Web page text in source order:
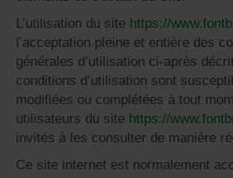
L’utilisation du site https://
l’acceptation pleine et entière des
générales d’utilisation ci-après
conditions d’utilisation sont
modifiées ou complétées à tout
utilisateurs du site https://
invités à les consulter de manière
Ce site internet est normalement